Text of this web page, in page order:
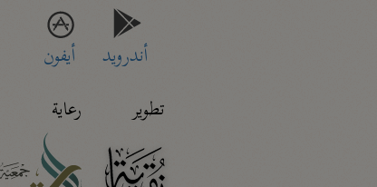
أندرويد
أيفون
تطوير
رعاية